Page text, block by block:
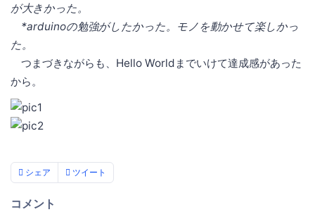
が大きかった。
*arduinoの勉強がしたかった。モノを動かせて楽しかっ
た。
つまづきながらも、Hello Worldまでいけて達成感があった
から。
シェア ツイート
コメント